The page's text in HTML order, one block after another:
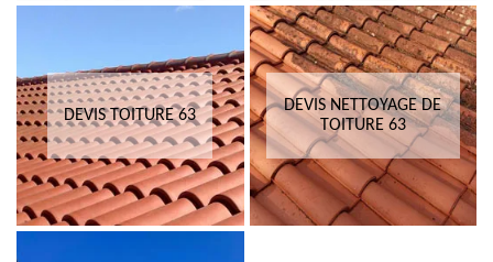
DEVIS TOITURE 63
DEVIS NETTOYAGE DE
TOITURE 63